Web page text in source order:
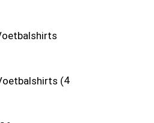
4